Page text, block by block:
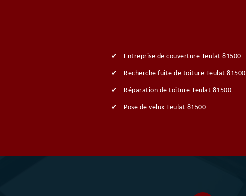
Entreprise de couverture Teulat 81500
Recherche fuite de toiture Teulat 81500
Réparation de toiture Teulat 81500
Pose de velux Teulat 81500